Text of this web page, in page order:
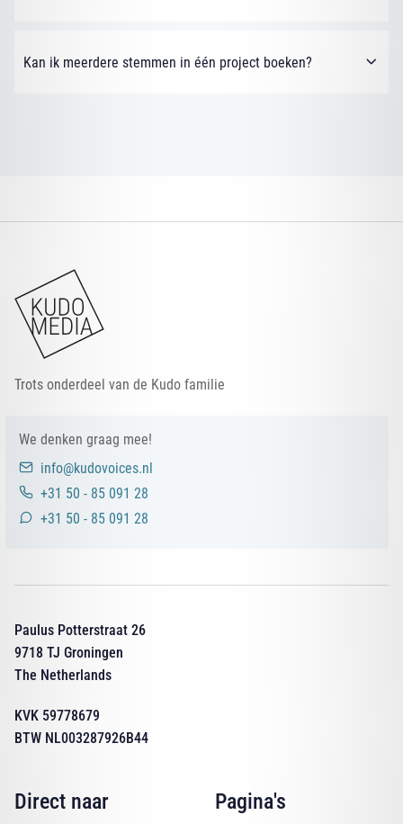
Kan ik meerdere stemmen in één project boeken?
Trots onderdeel van de Kudo familie
We denken graag mee!
info@kudovoices.nl
+31 50 - 85 091 28
+31 50 - 85 091 28
Paulus Potterstraat 26
9718 TJ Groningen
The Netherlands
KVK 59778679
BTW NL003287926B44
Direct naar Pagina's